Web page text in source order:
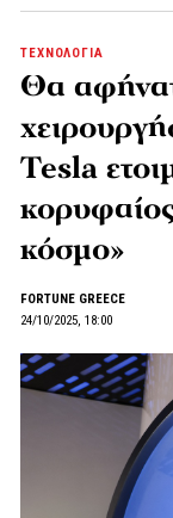
ΤΕΧΝΟΛΟΓΙΑ
Θα
Tesla
κόσμο»
FORTUNE GREECE
24/10/2025, 18:00